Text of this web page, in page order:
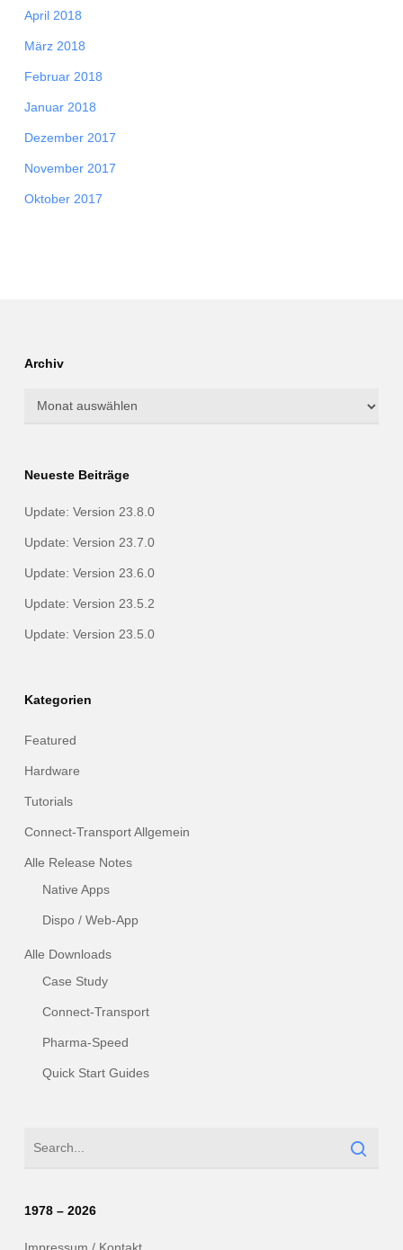
April 2018
März 2018
Februar 2018
Januar 2018
Dezember 2017
November 2017
Oktober 2017
Archiv
Archiv
Neueste Beiträge
Update: Version 23.8.0
Update: Version 23.7.0
Update: Version 23.6.0
Update: Version 23.5.2
Update: Version 23.5.0
Kategorien
Featured
Hardware
Tutorials
Connect-Transport Allgemein
Alle Release Notes
Native Apps
Dispo / Web-App
Alle Downloads
Case Study
Connect-Transport
Pharma-Speed
Quick Start Guides
1978 – 2026